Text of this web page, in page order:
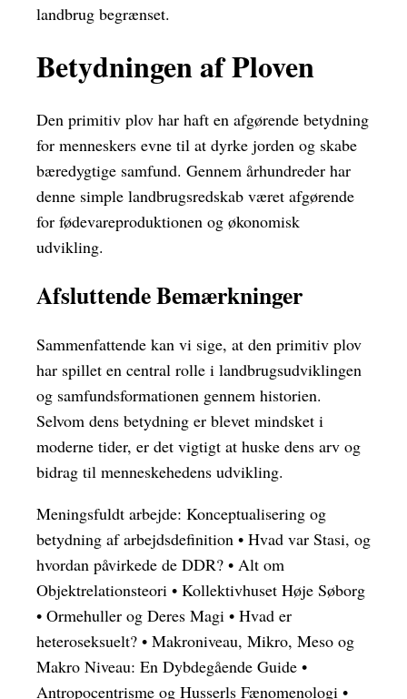
landbrug begrænset.
Betydningen af Ploven
Den primitiv plov har haft en afgørende betydning
for menneskers evne til at dyrke jorden og skabe
bæredygtige samfund. Gennem århundreder har
denne simple landbrugsredskab været afgørende
for fødevareproduktionen og økonomisk
udvikling.
Afsluttende Bemærkninger
Sammenfattende kan vi sige, at den primitiv plov
har spillet en central rolle i landbrugsudviklingen
og samfundsformationen gennem historien.
Selvom dens betydning er blevet mindsket i
moderne tider, er det vigtigt at huske dens arv og
bidrag til menneskehedens udvikling.
Meningsfuldt arbejde: Konceptualisering og
betydning af arbejdsdefinition • Hvad var Stasi, og
hvordan påvirkede de DDR? • Alt om
Objektrelationsteori • Kollektivhuset Høje Søborg
• Ormehuller og Deres Magi • Hvad er
heteroseksuelt? • Makroniveau, Mikro, Meso og
Makro Niveau: En Dybdegående Guide •
Antropocentrisme og Husserls Fænomenologi •